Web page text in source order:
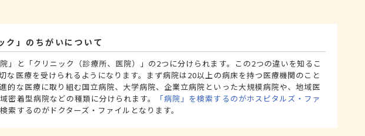
ク」のちがいについて
」と「クリニック（診療所、医院）」の2つに分けられます。この2つの違いを知るこ
な医療を受けられるようになります。まず病院は20以上の病床を持つ医療機関のこと
的な医療に取り組む国立病院、大学病院、企業立病院といった大規模病院や、地域医
密着型病院などの種類に分けられます。
「病院」を検索するのがホスピタルズ・ファ
索するのがドクターズ・ファイルとなります。